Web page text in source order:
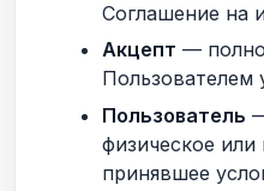
Соглашение на
Акцепт —
Пользователем
Пользователь
физическое
принявшее